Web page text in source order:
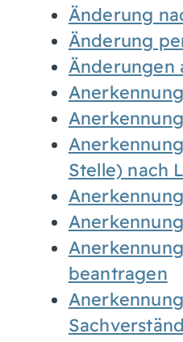
Änderung
Änderung
Änderungen
Stelle) nach
beantragen